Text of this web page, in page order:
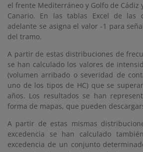
el frente Mediterráneo y Golfo de
Canario. En las tablas Excel de las
adelante se asigna el valor -1 para
del tramo.
A partir de estas distribuciones de
se han calculado los valores de
(volumen arribado o severidad de
uno de los tipos de HC) que se
años. Los resultados se han
forma de mapas, que pueden
A partir de estas mismas
excedencia se han calculado
excedencia de un conjunto